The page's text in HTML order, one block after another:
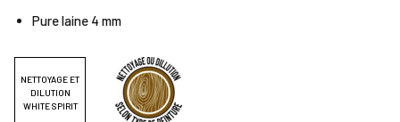
Pure laine 4 mm
NETTOYAGE ET
DILUTION
WHITE SPIRIT